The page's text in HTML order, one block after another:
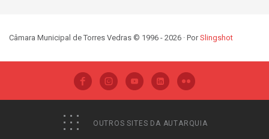
Câmara Municipal de Torres Vedras © 1996 - 2026 · PorSlingshot
OUTROS SITES DA AUTARQUIA